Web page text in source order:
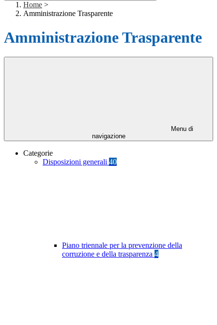
Home >
Amministrazione Trasparente
Amministrazione Trasparente
Menu di
navigazione
Categorie
Disposizioni generali 40
Piano triennale per la prevenzione della
corruzione e della trasparenza 4